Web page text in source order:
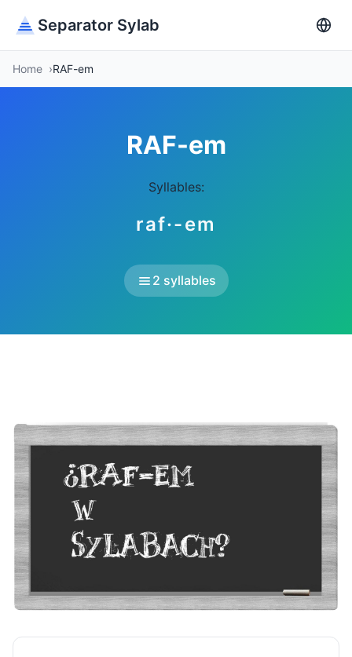
Separator Sylab
Home RAF-em
RAF-em
Syllables:
raf·-em
2 syllables